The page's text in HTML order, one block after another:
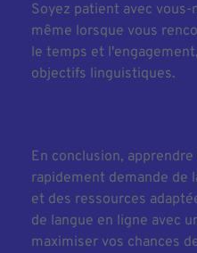
Soyez patient avec
même lorsque vous
le temps et
objectifs linguistiques.
En conclusion,
rapidement demande de
et des ressources
de langue en ligne avec
maximiser vos chances